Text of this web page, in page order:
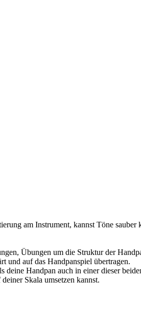
am Instrument, kannst Töne
Übungen um die Struktur der
und auf das Handpanspiel übertragen.
Handpan auch in einer dieser
Skala umsetzen kannst.